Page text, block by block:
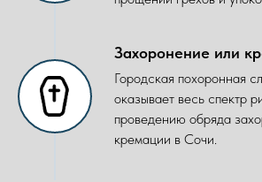
Захоронение или
Городская похоронная
оказывает весь спектр
проведению обряда
кремации в Сочи.